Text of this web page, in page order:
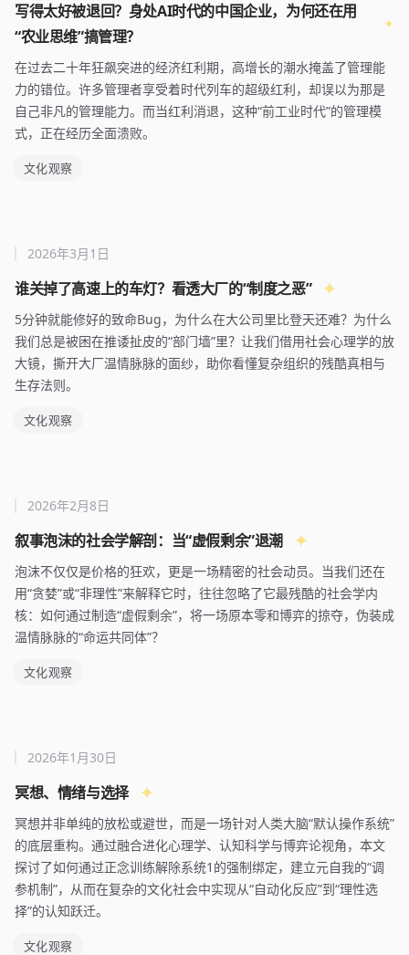
写得太好被退回？身处AI时代的中国企业，为何还在用
“农业思维”搞管理？
在过去二十年狂飙突进的经济红利期，高增长的潮水掩盖了管理能
力的错位。许多管理者享受着时代列车的超级红利，却误以为那是
自己非凡的管理能力。而当红利消退，这种“前工业时代”的管理模
式，正在经历全面溃败。
文化观察
谁关掉了高速上的车灯？看透大厂的“制度之恶”
2026年3月1日
5分钟就能修好的致命Bug，为什么在大公司里比登天还难？为什么
我们总是被困在推诿扯皮的“部门墙”里？让我们借用社会心理学的放
大镜，撕开大厂温情脉脉的面纱，助你看懂复杂组织的残酷真相与
生存法则。
文化观察
叙事泡沫的社会学解剖：当“虚假剩余”退潮
2026年2月8日
泡沫不仅仅是价格的狂欢，更是一场精密的社会动员。当我们还在
用“贪婪”或“非理性”来解释它时，往往忽略了它最残酷的社会学内
核：如何通过制造“虚假剩余”，将一场原本零和博弈的掠夺，伪装成
温情脉脉的“命运共同体”？
文化观察
冥想、情绪与选择
2026年1月30日
冥想并非单纯的放松或避世，而是一场针对人类大脑“默认操作系统”
的底层重构。通过融合进化心理学、认知科学与博弈论视角，本文
探讨了如何通过正念训练解除系统1的强制绑定，建立元自我的“调
参机制”，从而在复杂的文化社会中实现从“自动化反应”到“理性选
择”的认知跃迁。
文化观察